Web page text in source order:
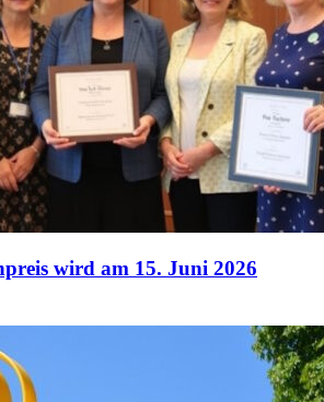
wird am 15. Juni 2026